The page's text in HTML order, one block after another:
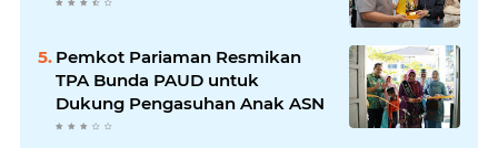
Pemkot Pariaman Resmikan
TPA Bunda PAUD untuk
Dukung Pengasuhan Anak ASN